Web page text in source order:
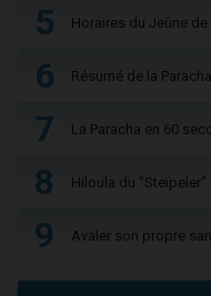
5 Horaires du Jeûne de
6 Résumé de la
7 La Paracha en 60
8 Hiloula du "Steïpeler"
9 Avaler son propre